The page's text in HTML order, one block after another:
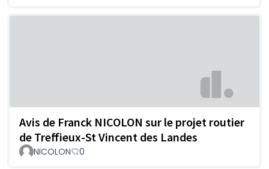
Avis de Franck NICOLON sur le projet routier
de Treffieux-St Vincent des Landes
NICOLON 0